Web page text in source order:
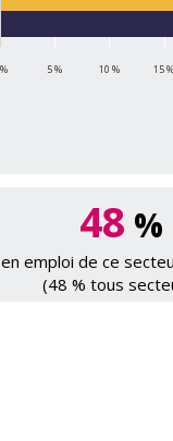
5 % 10 % 15
48 %
emploi de ce
(48 % tous